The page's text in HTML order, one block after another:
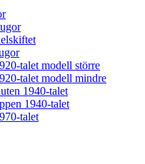
talet modell större
talet modell mindre
1940-talet
1940-talet
talet